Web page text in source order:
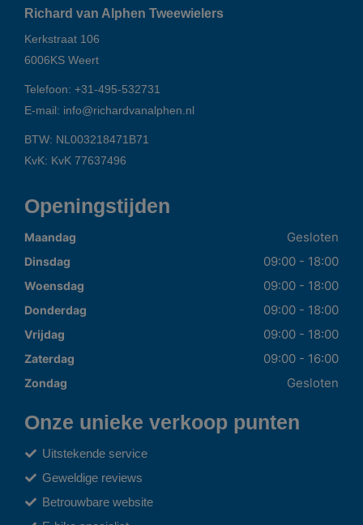
Richard van Alphen Tweewielers
Kerkstraat 106
6006KS Weert
Telefoon: +31-495-532731
E-mail: info@richardvanalphen.nl
BTW: NL003218471B71
KvK: KvK 77637496
Openingstijden
Maandag Gesloten
Dinsdag 09:00 - 18:00
Woensdag 09:00 - 18:00
Donderdag 09:00 - 18:00
Vrijdag 09:00 - 18:00
Zaterdag 09:00 - 16:00
Zondag Gesloten
Onze unieke verkoop punten
Uitstekende service
Geweldige reviews
Betrouwbare website